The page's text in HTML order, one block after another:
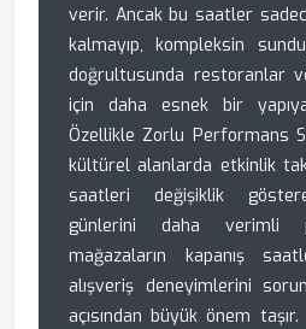
verir. Ancak bu saatler
kalmayıp, kompleksin
doğrultusunda restoranlar
için daha esnek bir
Özellikle Zorlu Performans
kültürel alanlarda etkinlik
saatleri değişiklik
günlerini daha verimli
mağazaların kapanış
alışveriş deneyimlerini
açısından büyük önem